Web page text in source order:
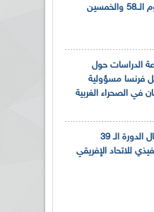
المغربي لليوم الــ58 والخمسين
الدراسات حول
فرنسا مسؤولية
في الصحراء الغربية
انطلاق أشغال الدورة الـ 39
للاتحاد الإفريقي